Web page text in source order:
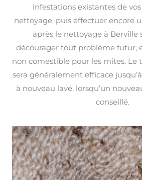
infestations existantes de
nettoyage, puis effectuer encore
après le nettoyage à Berville
décourager tout problème futur,
non comestible pour les mites.
sera généralement efficace
à nouveau lavé, lorsqu’un
conseillé.